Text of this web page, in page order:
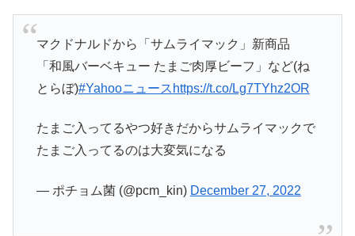
マクドナルドから「サムライマック」新商品
「和風バーベキュー たまご肉厚ビーフ」など(ね
とらぼ)#Yahooニュース https://t.co/Lg7TYhz2OR
たまご入ってるやつ好きだからサムライマックで
たまご入ってるのは大変気になる
— ポチョム菌 (@pcm_kin) December 27, 2022